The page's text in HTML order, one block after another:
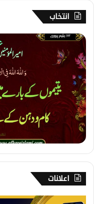
انتخاب
1
1
3
۔
ی
ت
ی
م
پ
ر
و
ر
ی
اعلانات